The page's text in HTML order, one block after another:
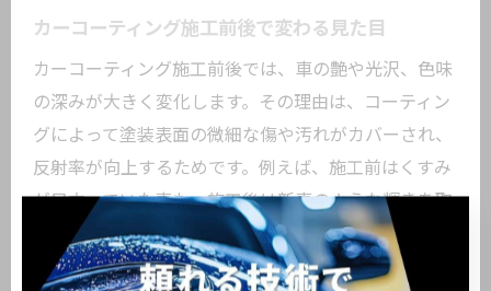
カーコーティング施工前後で変わる見た目
カーコーティング施工前後では、車の艶や光沢、色味
の深みが大きく変化します。その理由は、コーティン
グによって塗装表面の微細な傷や汚れがカバーされ、
反射率が向上するためです。例えば、施工前はくすみ
が目立っていた車も、施工後は新車のような輝きを取
り戻します。この変化を実感することで、コーティン
グの必要性や効果を明確に感じることができます。